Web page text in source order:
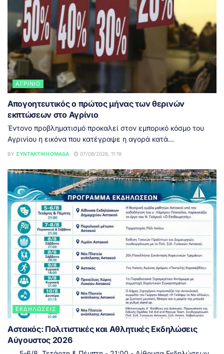
ΑΓΡΊΝΙΟ
Απογοητευτικός ο πρώτος μήνας των θερινών
εκπτώσεων στο Αγρίνιο
Έντονο προβληματισμό προκαλεί στον εμπορικό κόσμο του
Αγρινίου η εικόνα που κατέγραψε η αγορά κατά...
BY ΣΥΝΤΑΚΤΙΚΉ ΟΜΆΔΑ 07/08/2026, 11:19
ΕΚΔΗΛΏΣΕΙΣ
Αστακός: Πολιτιστικές και Αθλητικές Εκδηλώσεις
Αύγουστος 2026